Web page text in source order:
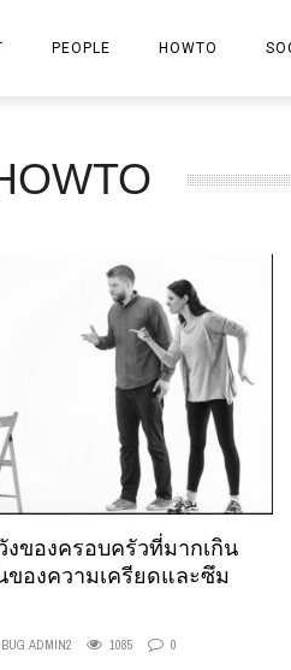
PEOPLE HOWTO
ของครอบครัวที่มากเกิน
ของความเครียดและซึม
ADMIN2 1085 0